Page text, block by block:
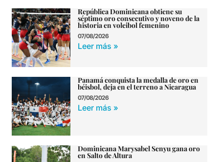
República Dominicana obtiene su
séptimo oro consecutivo y noveno de la
historia en voleibol femenino
07/08/2026
Leer más »
Panamá conquista la medalla de oro en
béisbol, deja en el terreno a Nicaragua
07/08/2026
Leer más »
Dominicana Marysabel Senyu gana oro
en Salto de Altura